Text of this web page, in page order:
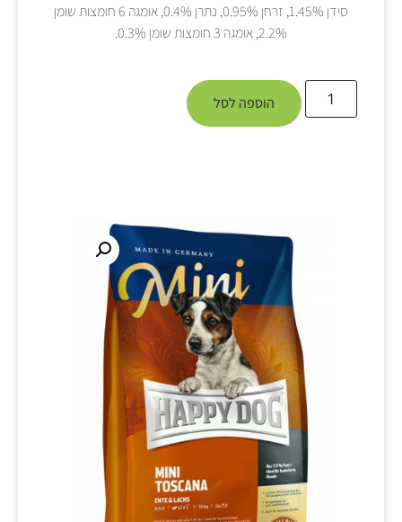
סידן 1.45%, זרחן 0.95%, נתרן 0.4%, אומגה 6 חומצות שומן
2.2%, אומגה 3 חומצות שומן 0.3%.
הוספה לסל